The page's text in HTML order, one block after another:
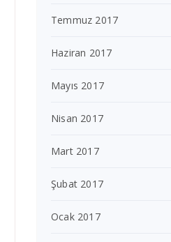
Temmuz 2017
Haziran 2017
Mayıs 2017
Nisan 2017
Mart 2017
Şubat 2017
Ocak 2017